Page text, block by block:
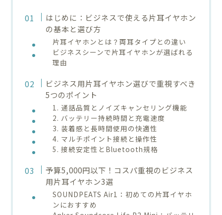
はじめに：ビジネスで使える片耳イヤホン
の基本と選び方
片耳イヤホンとは？両耳タイプとの違い
ビジネスシーンで片耳イヤホンが選ばれる
理由
ビジネス用片耳イヤホン選びで重視すべき
5つのポイント
1. 通話品質とノイズキャンセリング機能
2. バッテリー持続時間と充電速度
3. 装着感と長時間使用の快適性
4. マルチポイント接続と操作性
5. 接続安定性とBluetooth規格
予算5,000円以下！コスパ重視のビジネス
用片耳イヤホン3選
SOUNDPEATS Air1：初めての片耳イヤホ
ンにおすすめ